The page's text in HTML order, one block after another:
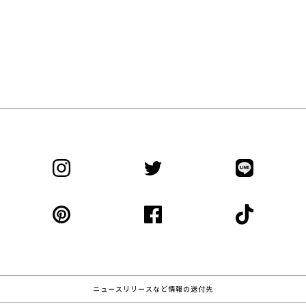
ニュースリリースなど情報の送付先